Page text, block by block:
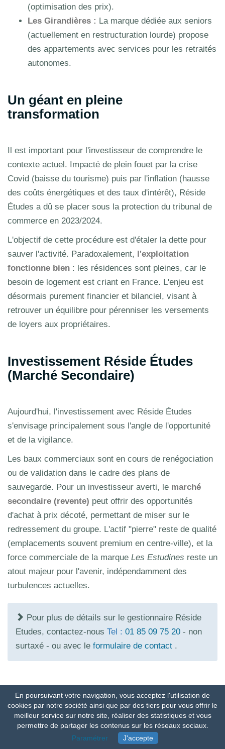
(optimisation des prix).
Les Girandières : La marque dédiée aux seniors
(actuellement en restructuration lourde) propose
des appartements avec services pour les retraités
autonomes.
Un géant en pleine
transformation
Il est important pour l'investisseur de comprendre le
contexte actuel. Impacté de plein fouet par la crise
Covid (baisse du tourisme) puis par l'inflation (hausse
des coûts énergétiques et des taux d'intérêt), Réside
Études a dû se placer sous la protection du tribunal de
commerce en 2023/2024.
L'objectif de cette procédure est d'étaler la dette pour
sauver l'activité. Paradoxalement, l'exploitation
fonctionne bien : les résidences sont pleines, car le
besoin de logement est criant en France. L'enjeu est
désormais purement financier et bilanciel, visant à
retrouver un équilibre pour pérenniser les versements
de loyers aux propriétaires.
Investissement Réside Études
(Marché Secondaire)
Aujourd'hui, l'investissement avec Réside Études
s'envisage principalement sous l'angle de l'opportunité
et de la vigilance.
Les baux commerciaux sont en cours de renégociation
ou de validation dans le cadre des plans de
sauvegarde. Pour un investisseur averti, le marché
secondaire (revente) peut offrir des opportunités
d'achat à prix décoté, permettant de miser sur le
redressement du groupe. L'actif "pierre" reste de qualité
(emplacements souvent premium en centre-ville), et la
force commerciale de la marque Les Estudines reste un
atout majeur pour l'avenir, indépendamment des
turbulences actuelles.
Pour plus de détails sur le gestionnaire Réside
Etudes, contactez-nous Tel : 01 85 09 75 20 - non
surtaxé - ou avec le formulaire de contact .
FORMULAIRE DE CONTACT
(Réponse sous 24h00)
En poursuivant votre navigation, vous acceptez l'utilisation de
cookies par notre société ainsi que par des tiers pour vous offrir le
meilleur service sur notre site, réaliser des statistiques et vous
permettre de partager les contenus sur les réseaux sociaux.
Paramétrer
J'accepte